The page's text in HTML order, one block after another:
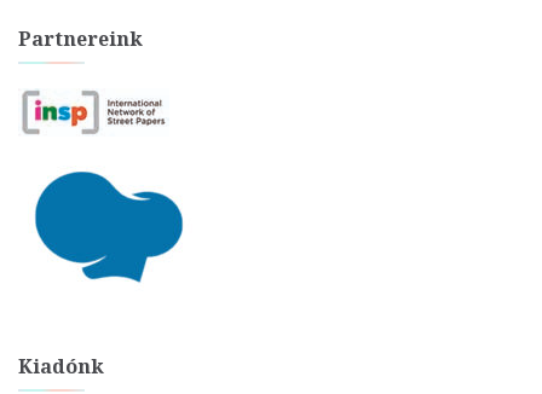
Partnereink
Kiadónk